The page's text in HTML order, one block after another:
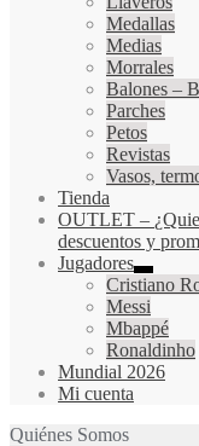
Medallas
Medias
Morrales
Balones –
Parches
Petos
Revistas
Vasos,
Tienda
OUTLET –
descuentos y
Jugadores
Cristiano
Messi
Mbappé
Ronaldinho
Mundial 2026
Mi cuenta
Quiénes Somos